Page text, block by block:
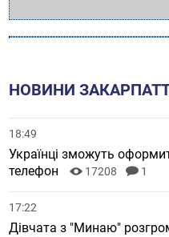
НОВИНИ
18:49
Українці зможуть
телефон
17208 1
17:22
Дівчата з "Минаю"